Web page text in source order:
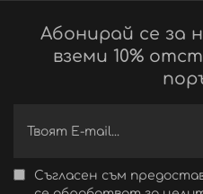
Абонирай се за
вземи 10%
Съгласен съм